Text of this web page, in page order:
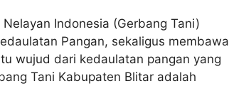
Indonesia (Gerbang Tani)
Pangan, sekaligus membawa
wujud dari kedaulatan pangan yang
Tani Kabupaten Blitar adalah